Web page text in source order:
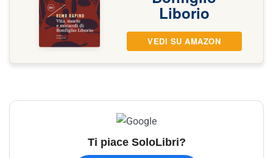
Liborio
VEDI SU AMAZON
Ti piace SoloLibri?